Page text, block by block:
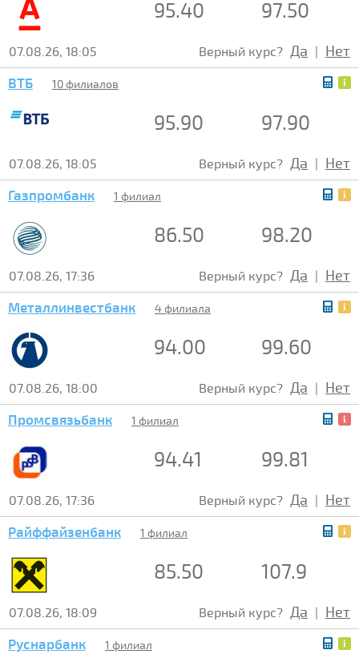
95.40 97.50
07.08.26, 18:05 Верный курс? Да | Нет
ВТБ 10 филиалов
95.90 97.90
07.08.26, 18:05 Верный курс? Да | Нет
Газпромбанк 1 филиал
86.50 98.20
07.08.26, 17:36 Верный курс? Да | Нет
Металлинвестбанк 4 филиала
94.00 99.60
07.08.26, 18:00 Верный курс? Да | Нет
Промсвязьбанк 1 филиал
94.41 99.81
07.08.26, 17:36 Верный курс? Да | Нет
Райффайзенбанк 1 филиал
85.50 107.9
07.08.26, 18:09 Верный курс? Да | Нет
Руснарбанк 1 филиал